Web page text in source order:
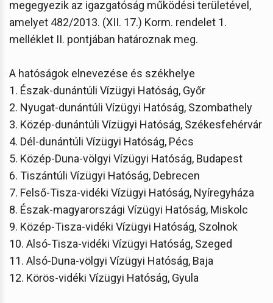
megegyezik az igazgatóság működési területével,
amelyet 482/2013. (XII. 17.) Korm. rendelet 1.
melléklet II. pontjában határoznak meg.
A hatóságok elnevezése és székhelye
1. Észak-dunántúli Vízügyi Hatóság, Győr
2. Nyugat-dunántúli Vízügyi Hatóság, Szombathely
3. Közép-dunántúli Vízügyi Hatóság, Székesfehérvár
4. Dél-dunántúli Vízügyi Hatóság, Pécs
5. Közép-Duna-völgyi Vízügyi Hatóság, Budapest
6. Tiszántúli Vízügyi Hatóság, Debrecen
7. Felső-Tisza-vidéki Vízügyi Hatóság, Nyíregyháza
8. Észak-magyarországi Vízügyi Hatóság, Miskolc
9. Közép-Tisza-vidéki Vízügyi Hatóság, Szolnok
10. Alsó-Tisza-vidéki Vízügyi Hatóság, Szeged
11. Alsó-Duna-völgyi Vízügyi Hatóság, Baja
12. Körös-vidéki Vízügyi Hatóság, Gyula